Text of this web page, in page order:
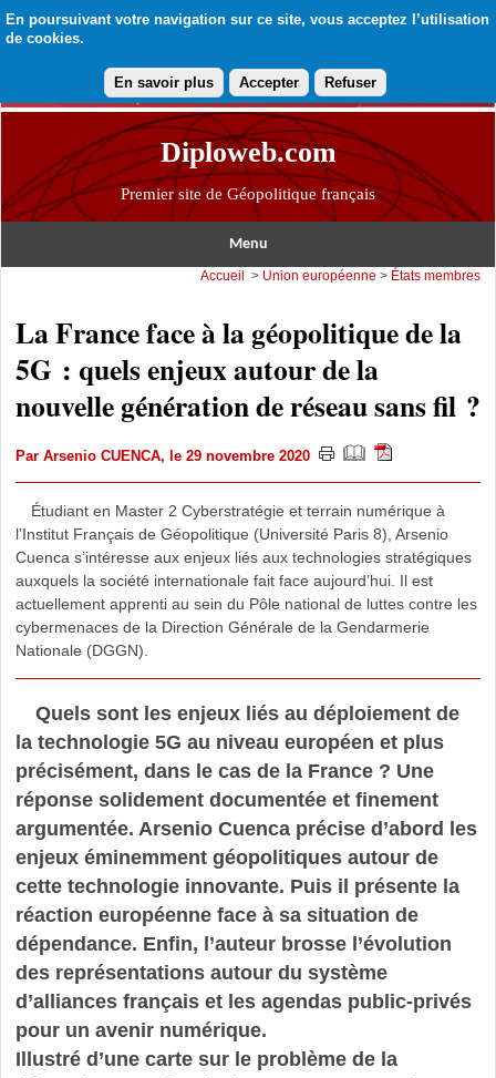
En poursuivant votre navigation sur ce site, vous acceptez l’utilisation
de cookies.
En savoir plus Accepter Refuser
Diploweb.com
Premier site de Géopolitique français
Menu
Accueil > Union européenne > États membres
La France face à la géopolitique de la
5G : quels enjeux autour de la
nouvelle génération de réseau sans fil ?
Par Arsenio CUENCA, le 29 novembre 2020
Étudiant en Master 2 Cyberstratégie et terrain numérique à
l’Institut Français de Géopolitique (Université Paris 8), Arsenio
Cuenca s’intéresse aux enjeux liés aux technologies stratégiques
auxquels la société internationale fait face aujourd’hui. Il est
actuellement apprenti au sein du Pôle national de luttes contre les
cybermenaces de la Direction Générale de la Gendarmerie
Nationale (DGGN).
Quels sont les enjeux liés au déploiement de
la technologie 5G au niveau européen et plus
précisément, dans le cas de la France ? Une
réponse solidement documentée et finement
argumentée. Arsenio Cuenca précise d’abord les
enjeux éminemment géopolitiques autour de
cette technologie innovante. Puis il présente la
réaction européenne face à sa situation de
dépendance. Enfin, l’auteur brosse l’évolution
des représentations autour du système
d’alliances français et les agendas public-privés
pour un avenir numérique.
Illustré d’une carte sur le problème de la